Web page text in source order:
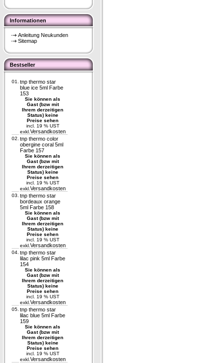
Informationen
Anleitung Neukunden
Sitemap
Bestseller
01.
tnp thermo star
blue ice 5ml Farbe
153
Sie können als
Gast (bzw mit
Ihrem derzeitigen
Status) keine
Preise sehen
incl. 19 % UST
exkl. Versandkosten
02. tnp thermo color
obergine coral 5ml
Farbe 157
Sie können als
Gast (bzw mit
Ihrem derzeitigen
Status) keine
Preise sehen
incl. 19 % UST
exkl. Versandkosten
03. tnp thermo star
bordeaux orange
5ml Farbe 158
Sie können als
Gast (bzw mit
Ihrem derzeitigen
Status) keine
Preise sehen
incl. 19 % UST
exkl. Versandkosten
04. tnp thermo star
lilac pink 5ml Farbe
154
Sie können als
Gast (bzw mit
Ihrem derzeitigen
Status) keine
Preise sehen
incl. 19 % UST
exkl. Versandkosten
05. tnp thermo star
lilac blue 5ml Farbe
159
Sie können als
Gast (bzw mit
Ihrem derzeitigen
Status) keine
Preise sehen
incl. 19 % UST
exkl. Versandkosten